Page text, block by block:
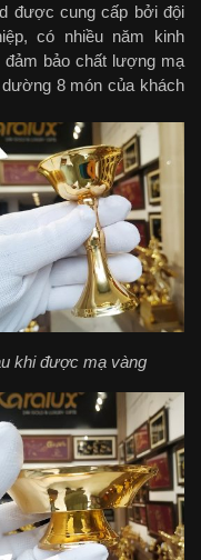
được cung cấp bởi đội
có nhiều năm kinh
bảo chất lượng mạ
8 món của khách
khi được mạ vàng